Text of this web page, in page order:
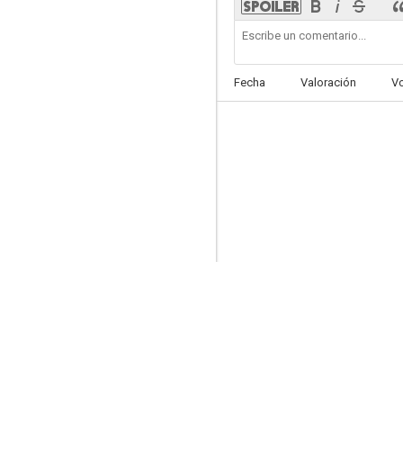
Fecha Valoración